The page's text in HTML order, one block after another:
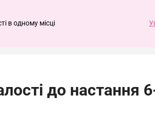
в одному місці
до настання